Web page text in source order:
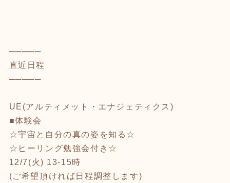
─────
直近日程
─────
UE(アルティメット・エナジェティクス)
■体験会
☆宇宙と自分の真の姿を知る☆
☆ヒーリング勉強会付き☆
12/7(火) 13-15時
(ご希望頂ければ日程調整します)